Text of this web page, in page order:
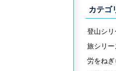
カテゴ
登山シリ
旅シリ
労をね